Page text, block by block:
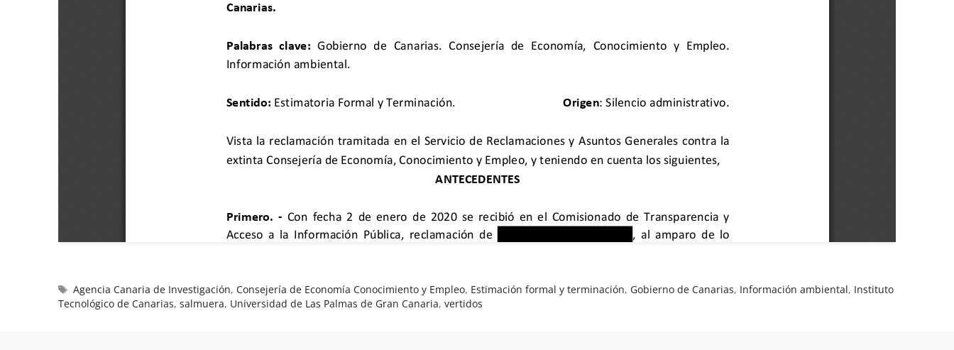
Agencia Canaria de Investigación,Consejería de Economía Conocimiento y Empleo, Estimación formal y terminación, Gobierno de Canarias, Información ambiental, Instituto
Tecnológico de Canarias, salmuera, Universidad de Las Palmas de Gran Canaria, vertidos